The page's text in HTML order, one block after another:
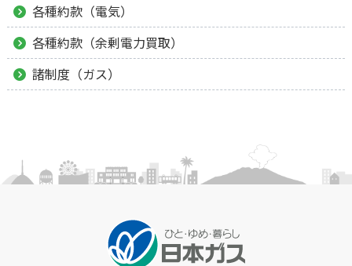
各種約款（電気）
各種約款（余剰電力買取）
諸制度（ガス）